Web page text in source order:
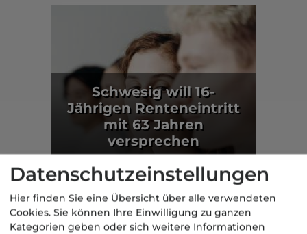
Schwesig will 16-
Jährigen Renteneintritt
mit 63 Jahren
versprechen
Politik
Aus der dvb-Redaktion
Datenschutzeinstellungen
Hier finden Sie eine Übersicht über alle verwendeten
Cookies. Sie können Ihre Einwilligung zu ganzen
Kategorien geben oder sich weitere Informationen